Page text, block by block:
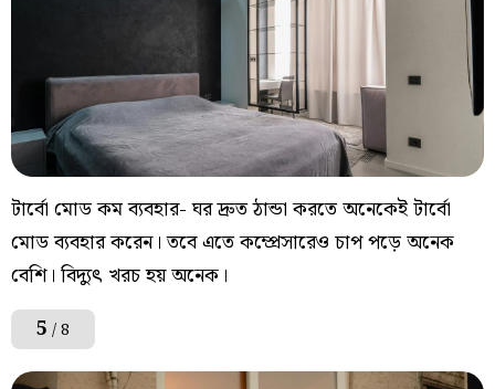
টার্বো মোড কম ব্যবহার- ঘর দ্রুত ঠান্ডা করতে অনেকেই টার্বো
মোড ব্যবহার করেন। তবে এতে কম্প্রেসারেও চাপ পড়ে অনেক
বেশি। বিদ্যুৎ খরচ হয় অনেক।
5 / 8